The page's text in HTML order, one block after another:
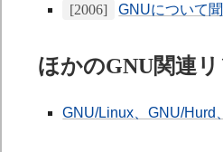
[2006]
GNUについて
ほかのGNU関連
GNU/Linux、GNU/Hurd